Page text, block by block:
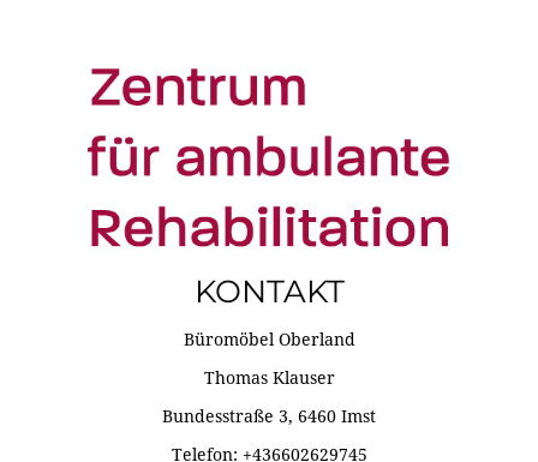
KONTAKT
Büromöbel Oberland
Thomas Klauser
Bundesstraße 3, 6460 Imst
Telefon: +436602629745